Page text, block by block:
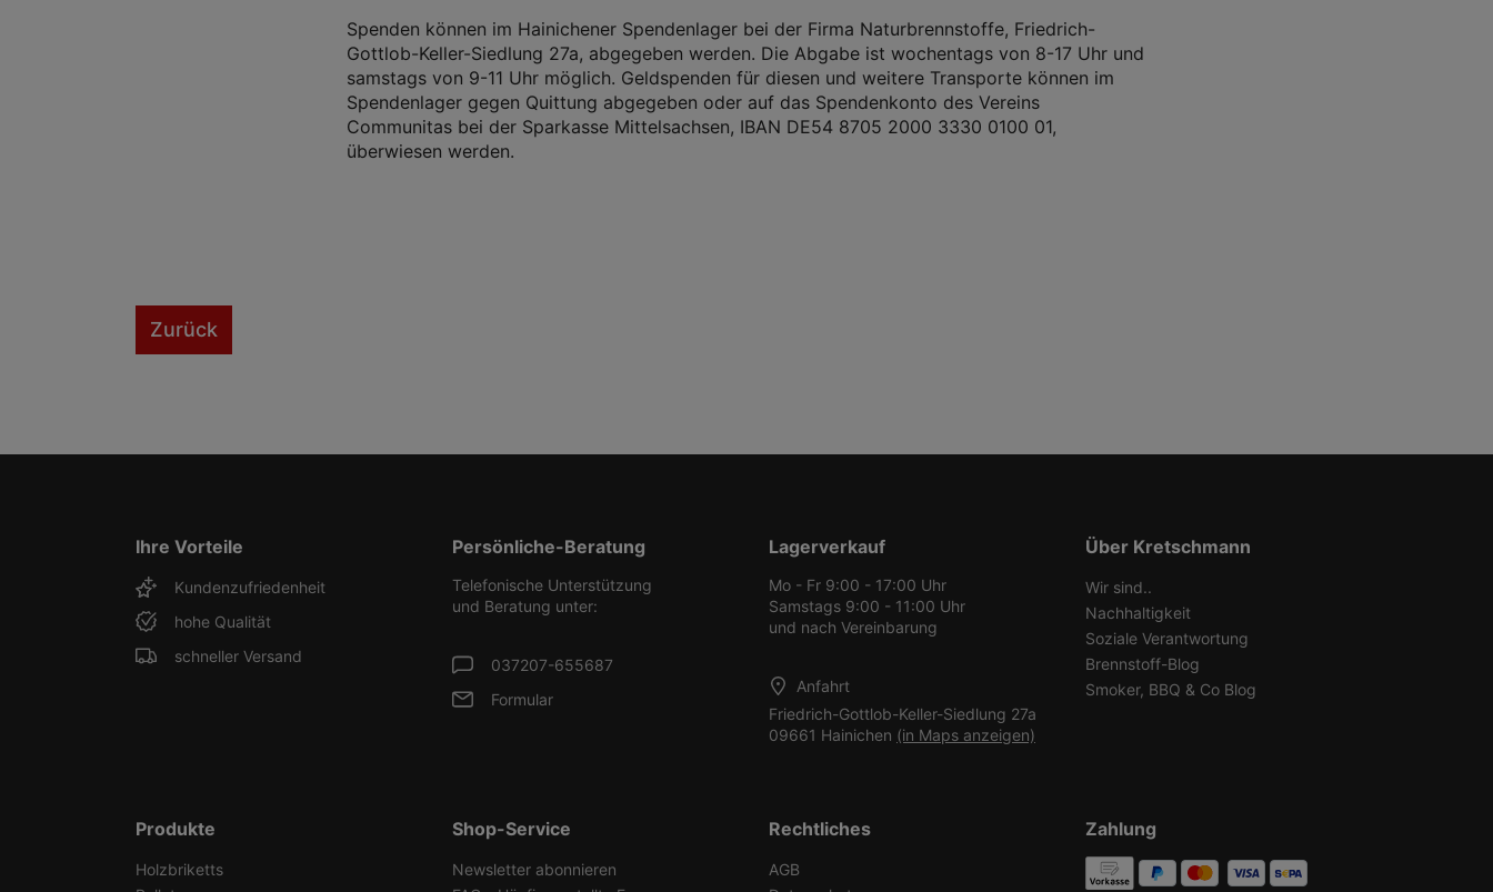
Spenden können im Hainichener Spendenlager bei der Firma Naturbrennstoffe, Friedrich-
Gottlob-Keller-Siedlung 27a, abgegeben werden. Die Abgabe ist wochentags von 8-17 Uhr und
samstags von 9-11 Uhr möglich. Geldspenden für diesen und weitere Transporte können im
Spendenlager gegen Quittung abgegeben oder auf das Spendenkonto des Vereins
Communitas bei der Sparkasse Mittelsachsen, IBAN DE54 8705 2000 3330 0100 01,
überwiesen werden.
Zurück
Ihre Vorteile
Kundenzufriedenheit
hohe Qualität
schneller Versand
Persönliche-Beratung
Telefonische Unterstützung
und Beratung unter:
037207-655687
Formular
Lagerverkauf
Mo - Fr 9:00 - 17:00 Uhr
Samstags 9:00 - 11:00 Uhr
und nach Vereinbarung
Anfahrt
Friedrich-Gottlob-Keller-Siedlung 27a
09661 Hainichen (in Maps anzeigen)
Über Kretschmann
Wir sind..
Nachhaltigkeit
Soziale Verantwortung
Brennstoff-Blog
Smoker, BBQ & Co Blog
Produkte
Holzbriketts
Shop-Service
Newsletter abonnieren
Rechtliches
AGB
Zahlung